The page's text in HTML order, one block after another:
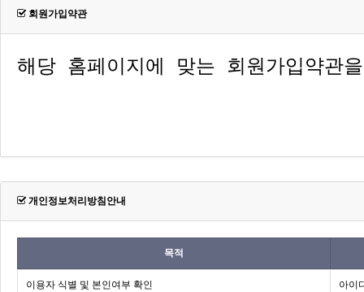
회원가입약관
개인정보처리방침안내
목적
이용자 식별 및 본인여부 확인 아이